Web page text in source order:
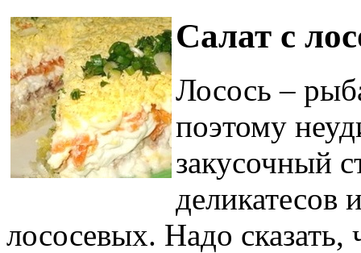
Салат с
Лосось –
поэтому
закусочный
деликатесов
лососевых. Надо сказать,